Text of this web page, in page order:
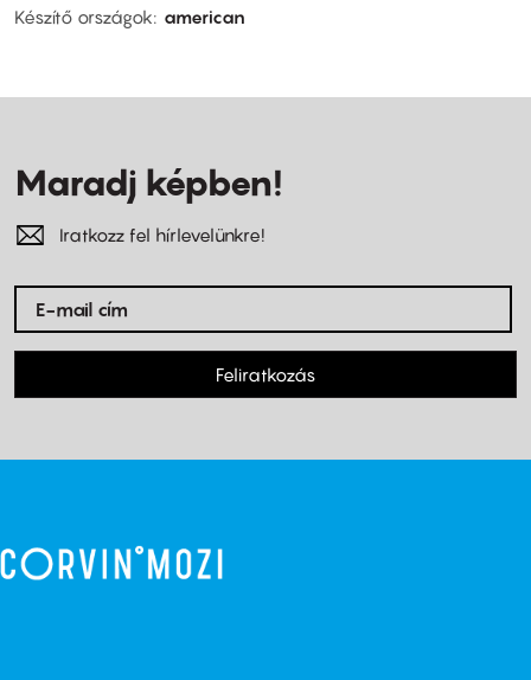
Készítő országok
american
Maradj képben!
Iratkozz fel hírlevelünkre!
Feliratkozás